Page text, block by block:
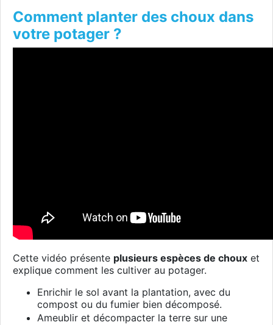
Comment planter des choux dans
votre potager ?
Cette vidéo présente plusieurs espèces de choux et
explique comment les cultiver au potager.
Enrichir le sol avant la plantation, avec du
compost ou du fumier bien décomposé.
Ameublir et décompacter la terre sur une